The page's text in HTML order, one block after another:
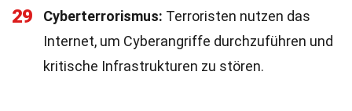
29 Cyberterrorismus: Terroristen nutzen das
Internet, um Cyberangriffe durchzuführen und
kritische Infrastrukturen zu stören.